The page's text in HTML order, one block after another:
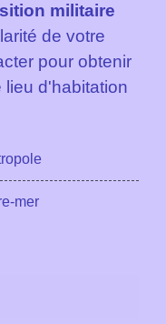
militaire
de votre
pour obtenir
lieu d'habitation
mer